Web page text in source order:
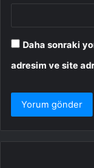
Daha sonraki
adresim ve site